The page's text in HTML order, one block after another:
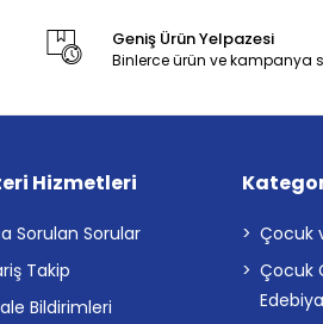
Geniş Ürün Yelpazesi
Binlerce ürün ve kampanya
Hizmetleri
Sorulan Sorular
Takip
Bildirimleri
Çocuk
Çocuk